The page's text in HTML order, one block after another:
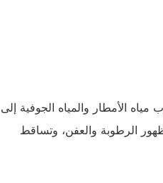
الأمطار والمياه الجوفية إلى
الرطوبة والعفن، وتساقط